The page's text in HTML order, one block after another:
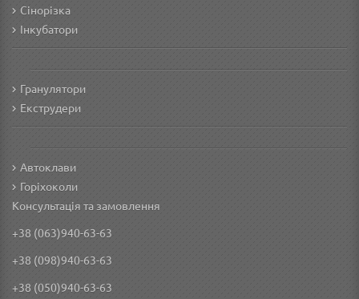
Сінорізка
Інкубатори
Гранулятори
Екструдери
Автоклави
Горіхоколи
Консультація та замовлення
+38 (063)940-63-63
+38 (098)940-63-63
+38 (050)940-63-63